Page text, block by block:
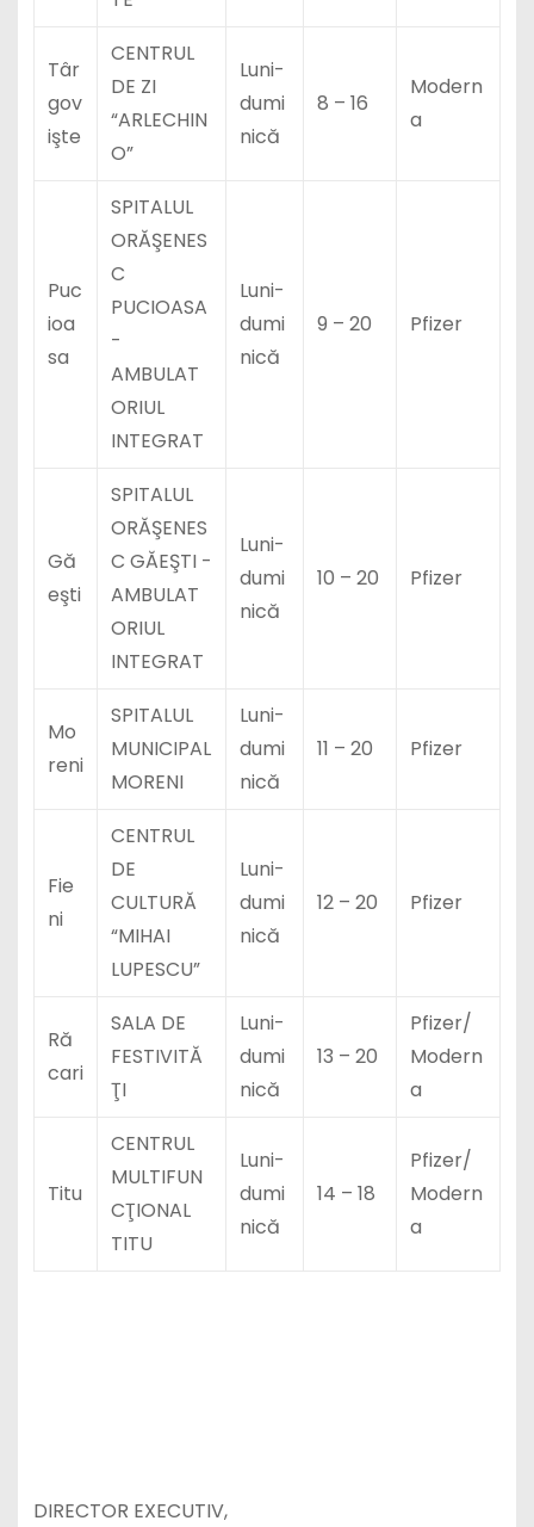
Târ
gov
işte
CENTRUL
DE ZI
“ARLECHIN
O”
Luni-
dumi
nică
8 – 16
Modern
a
Puc
ioa
sa
SPITALUL
ORĂŞENES
C
PUCIOASA
-
AMBULAT
ORIUL
INTEGRAT
Luni-
dumi
nică
9 – 20 Pfizer
Gă
eşti
SPITALUL
ORĂŞENES
C GĂEŞTI -
AMBULAT
ORIUL
INTEGRAT
Luni-
dumi
nică
10 – 20 Pfizer
Mo
reni
SPITALUL
MUNICIPAL
MORENI
Luni-
dumi
nică
11 – 20 Pfizer
Fie
ni
CENTRUL
DE
CULTURĂ
“MIHAI
LUPESCU”
Luni-
dumi
nică
12 – 20 Pfizer
Ră
cari
SALA DE
FESTIVITĂ
ŢI
Luni-
dumi
nică
13 – 20
Pfizer/
Modern
a
Titu
CENTRUL
MULTIFUN
CŢIONAL
TITU
Luni-
dumi
nică
14 – 18
Pfizer/
Modern
a
DIRECTOR EXECUTIV,